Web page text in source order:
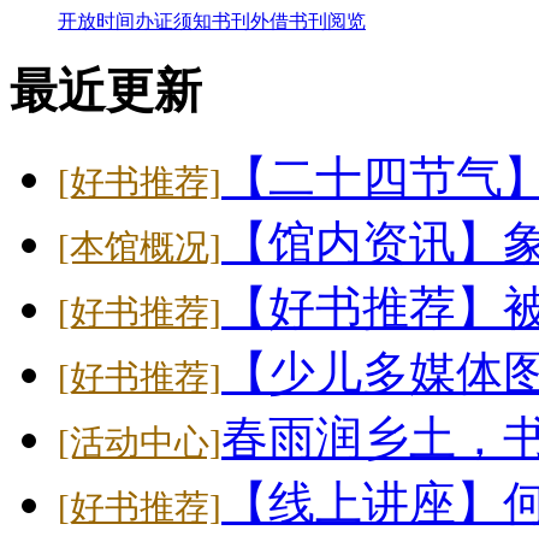
26-07-20
开放时间办证须知书刊外借书刊阅览
最近更新
[好书推荐] 【二十四节气
[本馆概况] 【馆内资讯】
[好书推荐] 【好书推荐】
[好书推荐] 【少儿多媒体
[活动中心]春雨润乡土
[好书推荐] 【线上讲座】